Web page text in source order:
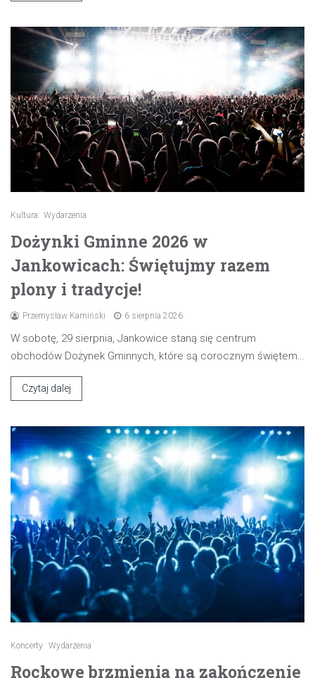
Kultura Wydarzenia
Dożynki Gminne 2026 w
Jankowicach: Świętujmy razem
plony i tradycje!
Przemysław Kamiński 6 sierpnia 2026
W sobotę, 29 sierpnia, Jankowice staną się centrum
obchodów Dożynek Gminnych, które są corocznym świętem…
Czytaj dalej
Koncerty Wydarzenia
Rockowe brzmienia na zakończenie